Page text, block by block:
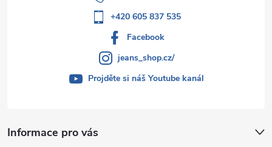
Informace pro vás
+420 605 837 535
Facebook
jeans_shop.cz/
Projděte si náš Youtube kanál